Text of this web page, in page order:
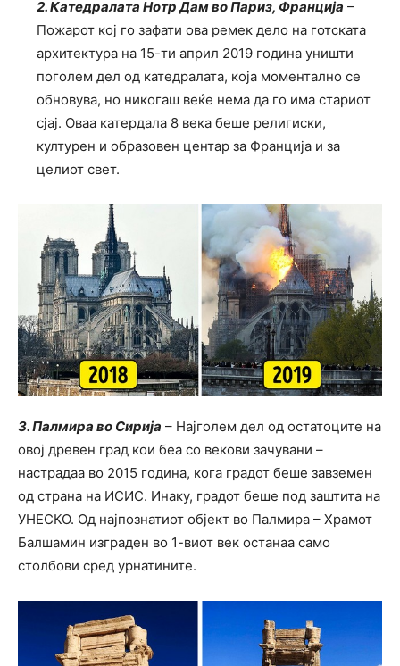
2. Катедралата Нотр Дам во Париз, Франција –
Пожарот кој го зафати ова ремек дело на готската
архитектура на 15-ти април 2019 година уништи
поголем дел од катедралата, која моментално се
обновува, но никогаш веќе нема да го има стариот
сјај. Оваа катердала 8 века беше религиски,
културен и образовен центар за Франција и за
целиот свет.
3. Палмира во Сирија – Најголем дел од остатоците на
овој древен град кои беа со векови зачувани –
настрадаа во 2015 година, кога градот беше завземен
од страна на ИСИС. Инаку, градот беше под заштита на
УНЕСКО. Од најпознатиот објект во Палмира – Храмот
Балшамин изграден во 1-виот век останаа само
столбови сред урнатините.